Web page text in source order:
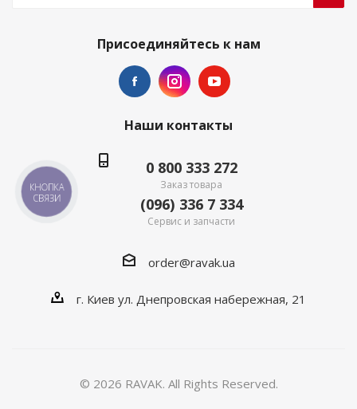
Присоединяйтесь к нам
Наши контакты
0 800 333 272
Заказ товара
(096) 336 7 334
Сервис и запчасти
order@ravak.ua
г. Киев ул. Днепровская набережная, 21
© 2026 RAVAK. All Rights Reserved.
КНОПКА
СВЯЗИ